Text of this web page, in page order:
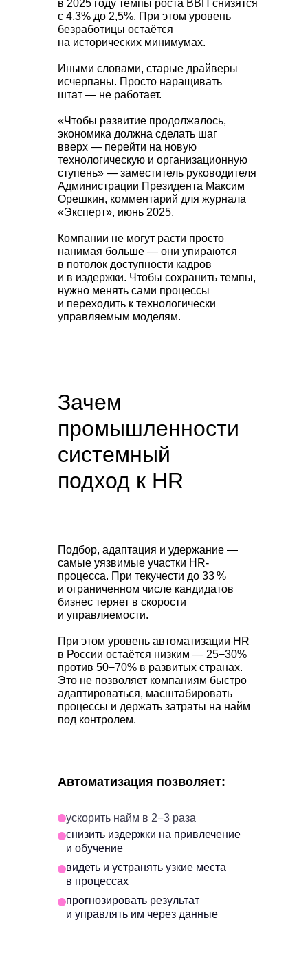
в 2025 году темпы роста ВВП снизятся
с 4,3% до 2,5%. При этом уровень
безработицы остаётся
на исторических минимумах.
Иными словами, старые драйверы
исчерпаны. Просто наращивать
штат — не работает.
«Чтобы развитие продолжалось,
экономика должна сделать шаг
вверх — перейти на новую
технологическую и организационную
ступень» — заместитель руководителя
Администрации Президента Максим
Орешкин, комментарий для журнала
«Эксперт», июнь 2025.
Компании не могут расти просто
нанимая больше — они упираются
в потолок доступности кадров
и в издержки. Чтобы сохранить темпы,
нужно менять сами процессы
и переходить к технологически
управляемым моделям.
Зачем
промышленности
системный
подход к HR
Подбор, адаптация и удержание —
самые уязвимые участки HR-
процесса. При текучести до 33 %
и ограниченном числе кандидатов
бизнес теряет в скорости
и управляемости.
При этом уровень автоматизации HR
в России остаётся низким — 25−30%
против 50−70% в развитых странах.
Это не позволяет компаниям быстро
адаптироваться, масштабировать
процессы и держать затраты на найм
под контролем.
Автоматизация позволяет:
ускорить найм в 2−3 раза
снизить издержки на привлечение
и обучение
видеть и устранять узкие места
в процессах
прогнозировать результат
и управлять им через данные